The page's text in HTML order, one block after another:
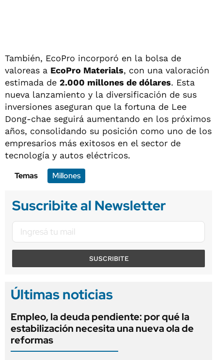
También, EcoPro incorporó en la bolsa de
valoreas a EcoPro Materials, con una valoración
estimada de 2.000 millones de dólares. Esta
nueva lanzamiento y la diversificación de sus
inversiones aseguran que la fortuna de Lee
Dong-chae seguirá aumentando en los próximos
años, consolidando su posición como uno de los
empresarios más exitosos en el sector de
tecnología y autos eléctricos.
Temas
Millones
Suscribite al Newsletter
SUSCRIBITE
Últimas noticias
Empleo, la deuda pendiente: por qué la
estabilización necesita una nueva ola de
reformas